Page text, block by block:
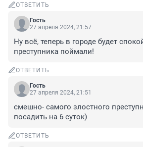
ОТВЕТИТЬ
Гость
27 апреля 2024, 21:57
Ну всё, теперь в городе будет
преступника поймали!
ОТВЕТИТЬ
Гость
27 апреля 2024, 21:51
смешно- самого злостного
посадить на 6 суток)
ОТВЕТИТЬ